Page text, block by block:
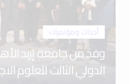
أحداث ومؤتمرات
وفد من جامعة إربد
الدولي الثالث للعلوم